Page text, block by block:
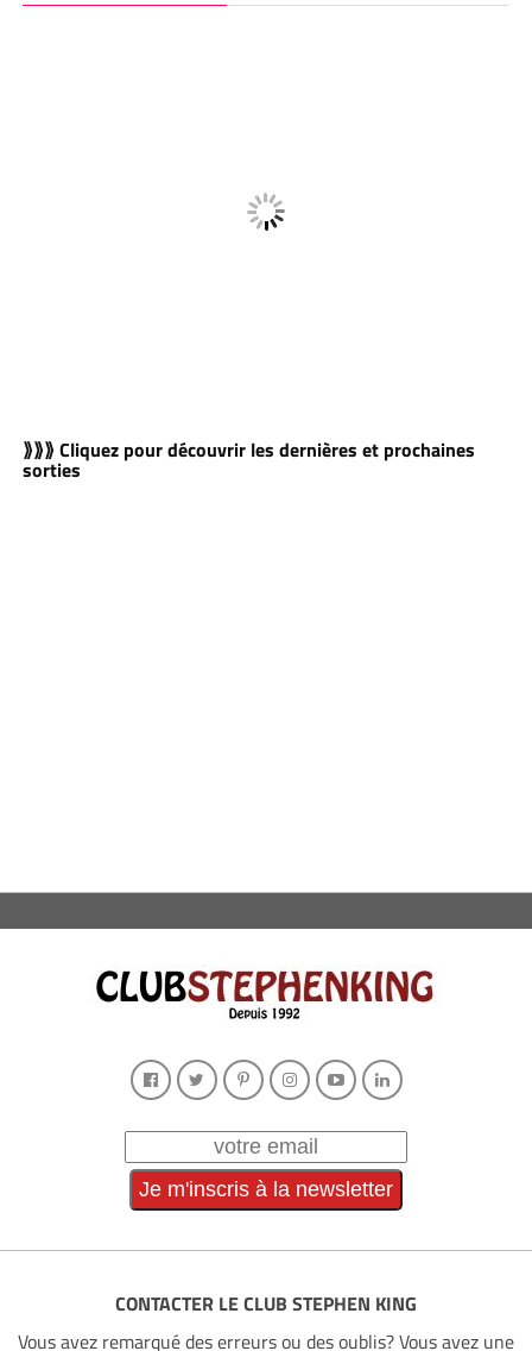
⟫⟫⟫ Cliquez pour découvrir les dernières et prochaines
sorties
CONTACTER LE CLUB STEPHEN KING
Vous avez remarqué des erreurs ou des oublis? Vous avez une